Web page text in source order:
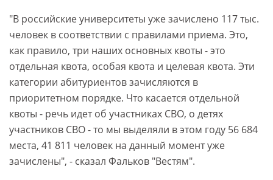
"В российские университеты уже зачислено 117 тыс.
человек в соответствии с правилами приема. Это,
как правило, три наших основных квоты - это
отдельная квота, особая квота и целевая квота. Эти
категории абитуриентов зачисляются в
приоритетном порядке. Что касается отдельной
квоты - речь идет об участниках СВО, о детях
участников СВО - то мы выделяли в этом году 56 684
места, 41 811 человек на данный момент уже
зачислены", - сказал Фальков "Вестям".